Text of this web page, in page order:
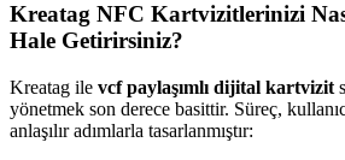
Kreatag NFC Kartvizitlerinizi
Hale Getirirsiniz?
Kreatag ile vcf paylaşımlı dijital kartvizit
yönetmek son derece basittir. Süreç,
anlaşılır adımlarla tasarlanmıştır: